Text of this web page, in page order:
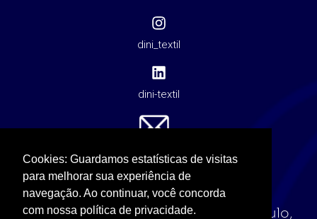
dini_textil
dini-textil
contato@dinitextil.com.br
R. Masato Sakai, 323 - Jardim Triangulo,
Cookies: Guardamos estatísticas de visitas
para melhorar sua experiência de
navegação. Ao continuar, você concorda
com nossa política de privacidade.